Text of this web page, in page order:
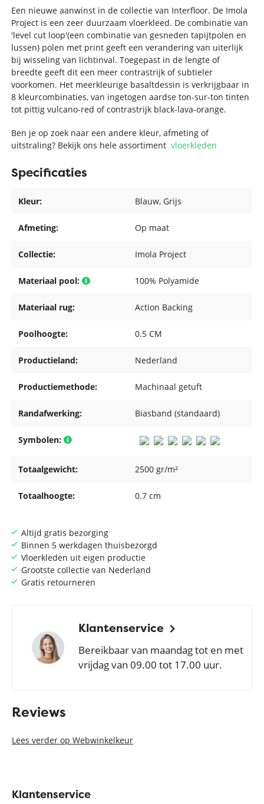
Altijd gratis bezorging
Binnen 5 werkdagen thuisbezorgd
Vloerkleden uit eigen productie
Grootste collectie van Nederland
Gratis retourneren
Klantenservice
Bereikbaar van maandag tot en met
vrijdag van 09.00 tot 17.00 uur.
Een nieuwe aanwinst in de collectie van Interfloor. De Imola
Project is een zeer duurzaam vloerkleed. De combinatie van
'level cut loop'(een combinatie van gesneden tapijtpolen en
lussen) polen met print geeft een verandering van uiterlijk
bij wisseling van lichtinval. Toegepast in de lengte of
breedte geeft dit een meer contrastrijk of subtieler
voorkomen. Het meerkleurige basaltdessin is verkrijgbaar in
8 kleurcombinaties, van ingetogen aardse ton-sur-ton tinten
tot pittig vulcano-red of contrastrijk black-lava-orange.
Ben je op zoek naar een andere kleur, afmeting of
uitstraling? Bekijk ons hele assortimentvloerkleden
Specificaties
Kleur: Blauw, Grijs
Afmeting: Op maat
Collectie: Imola Project
Materiaal pool: 100% Polyamide
Materiaal rug: Action Backing
Poolhoogte: 0.5 CM
Productieland: Nederland
Productiemethode: Machinaal getuft
Randafwerking: Biasband (standaard)
Symbolen:
Totaalgewicht: 2500 gr/m²
Totaalhoogte: 0.7 cm
Reviews
Lees verder op Webwinkelkeur
Klantenservice